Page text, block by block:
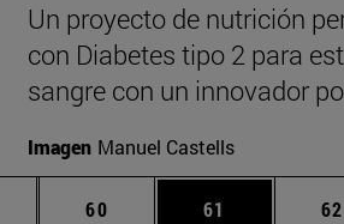
Un proyecto de nutrición
con Diabetes tipo 2 para
sangre con un innovador
Imagen Manuel Castells
Páginas intermedias Use TAB para
Página
60 Página
61 62